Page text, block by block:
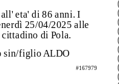
eta' di 86 anni. I
25/04/2025 alle
di Pola.
sin/figlio ALDO
#167979